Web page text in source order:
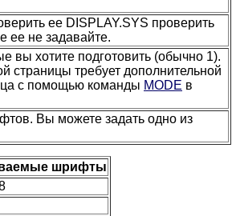
ее DISPLAY.SYS проверить
ее не задавайте.
вы хотите подготовить (обычно 1).
страницы требует дополнительной
с помощью команды MODE в
Вы можете задать одно из
шрифты